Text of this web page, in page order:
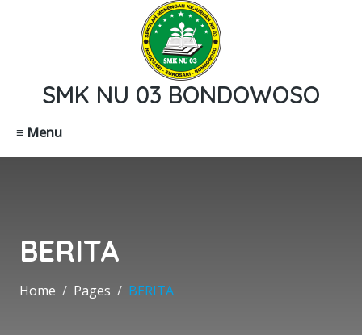
SMK NU 03 BONDOWOSO
≡ Menu
BERITA
Home Pages BERITA